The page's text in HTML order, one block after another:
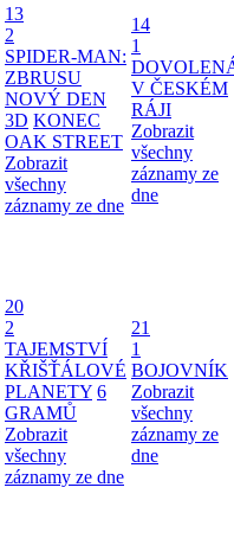
13
2
SPIDER-MAN:
ZBRUSU
NOVÝ DEN
3D KONEC
OAK STREET
Zobrazit
všechny
záznamy ze dne
14
1
V ČESKÉM
RÁJI
Zobrazit
všechny
záznamy ze
dne
20
2
TAJEMSTVÍ
KŘIŠŤÁLOVÉ
PLANETY 6
GRAMŮ
Zobrazit
všechny
záznamy ze dne
21
1
BOJOVNÍK
Zobrazit
všechny
záznamy ze
dne